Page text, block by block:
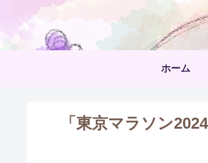
ホーム
「東京マラソン